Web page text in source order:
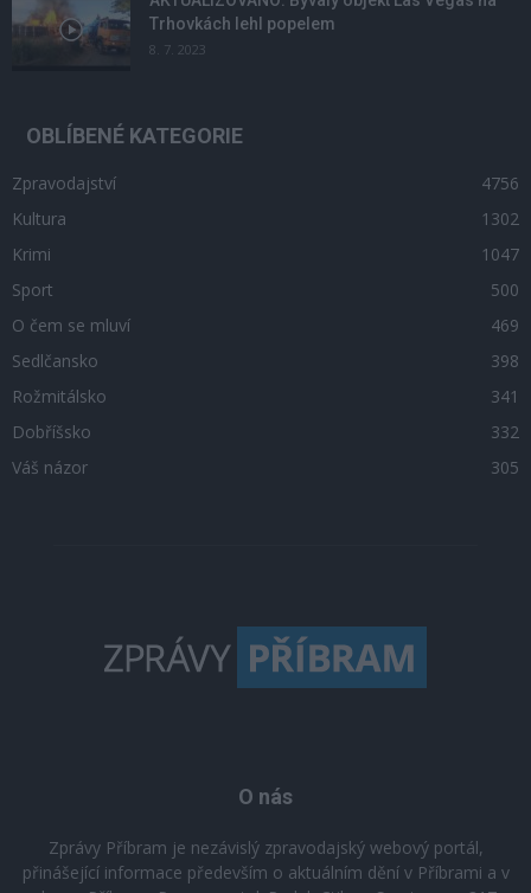
Trhovkách lehl popelem
8. 7. 2023
OBLÍBENÉ KATEGORIE
Zpravodajství
4756
Kultura
1302
Krimi
1047
Sport
500
O čem se mluví
469
Sedlčansko
398
Rožmitálsko
341
Dobříšsko
332
Váš názor
305
O nás
Zprávy Příbram je nezávislý zpravodajský webový portál,
přinášející informace především o aktuálním dění v Příbrami a v